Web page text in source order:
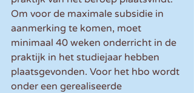
Om voor de maximale subsidie in
aanmerking te komen, moet
minimaal 40 weken onderricht in de
praktijk in het studiejaar hebben
plaatsgevonden. Voor het hbo wordt
onder een gerealiseerde